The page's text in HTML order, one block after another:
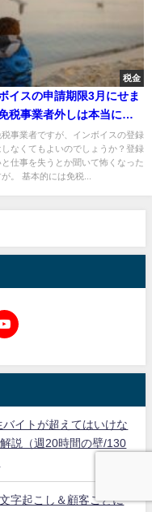
税金
イスの申請期限3月にせま
税事業者外しは本当に行
のか？
事業者ですが、インボイスの登録
なくてもよいのでしょうか？登録
と仕事を失うとか聞いて怖くなった
。 基本的には免税...
バイトが超えてはいけな
説（週20時間の壁/130
字起こし＆顧客ごとに